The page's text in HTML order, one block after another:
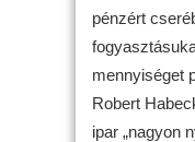
pénzért
mennyiséget
Robert
ipar „nagyon